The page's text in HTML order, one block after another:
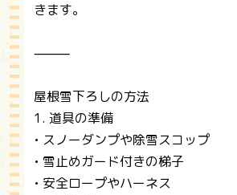
きます。
⸻
屋根雪下ろしの方法
1. 道具の準備
• スノーダンプや除雪スコップ
• 雪止めガード付きの梯子
• 安全ロープやハーネス